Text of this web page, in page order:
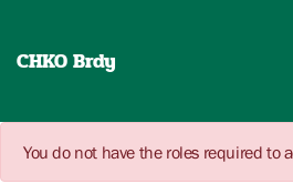
CHKO Brdy
You do not have the roles required to